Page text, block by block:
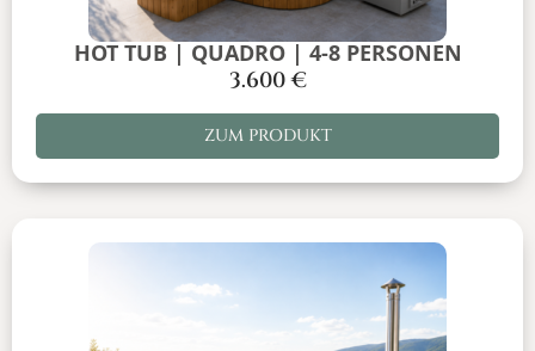
HOT TUB | QUADRO | 4-8 PERSONEN
3.600€
ZUM PRODUKT